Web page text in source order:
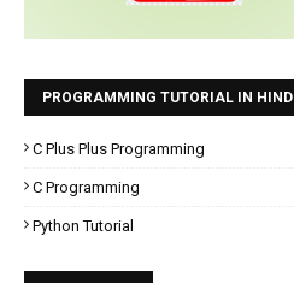
PROGRAMMING TUTORIAL IN HINDI
C Plus Plus Programming
C Programming
Python Tutorial